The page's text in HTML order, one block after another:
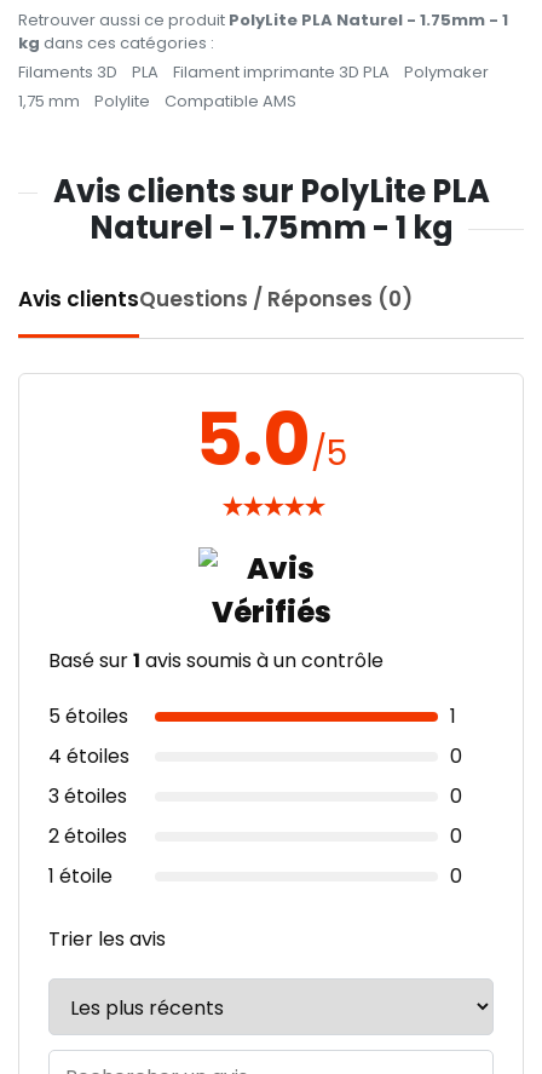
Retrouver aussi ce produit PolyLite PLA Naturel - 1.75mm - 1
kg dans ces catégories :
Filaments 3D
PLA Filament imprimante 3D PLA
Polymaker
1,75 mm
Polylite Compatible AMS
Avis clients sur PolyLite PLA
Naturel - 1.75mm - 1 kg
Avis clientsQuestions / Réponses (0)
5.0/5
★★★★★
Basé sur1 avis soumis à un contrôle
5 étoiles
1
4 étoiles
0
3 étoiles
0
2 étoiles
0
1 étoile
0
Trier les avis